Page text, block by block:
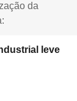
da
leve